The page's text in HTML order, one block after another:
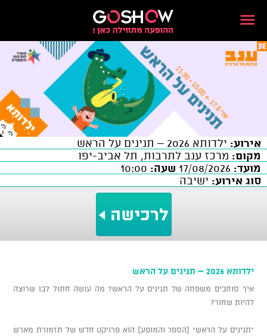
אירוע: ילדותא 2026 – תנינים על הראש
מקום: מרכז ענב לתרבות, תל אביב-יפו
מועד:
שעה:
סוג אירוע: ישיבה
ילדותא 2026 – תנינים על הראש
איך סוחבים משפחה של תנינים על הראש? מה עושה חתול לבן שרוצה
להיות שחור?
"תנינים על הראש" (הספר והמופע) הוא פרויקט חדש של תזמורת מארש